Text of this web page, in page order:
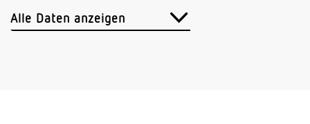
51 W
Alle Daten anzeigen